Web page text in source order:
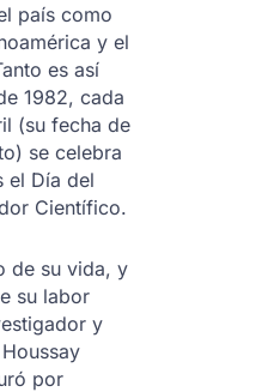
país como
y el
es así
1982, cada
(su fecha de
se celebra
el Día del
Científico.
de su vida, y
su labor
y
por